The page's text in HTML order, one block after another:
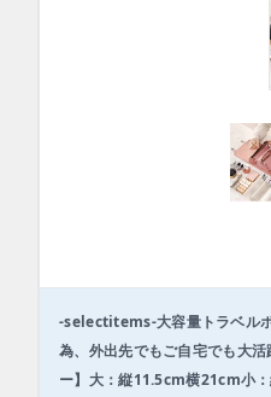
-selectitems-大容量トラベル
為、外出先でもご自宅でも大
ー】大：縦11.5cm横21cm小